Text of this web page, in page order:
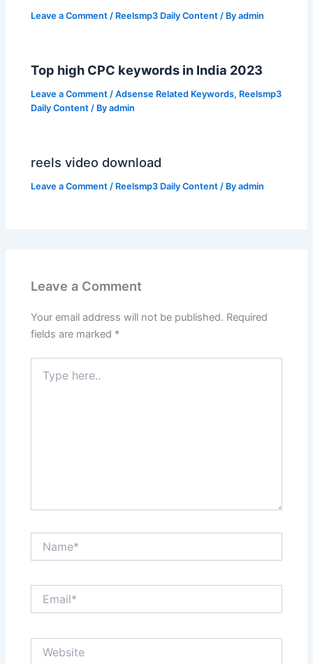
Leave a Comment / Reelsmp3 Daily Content / Byadmin
Top high CPC keywords in India 2023
Leave a Comment /Adsense Related Keywords, Reelsmp3
Daily Content / Byadmin
reels video download
Leave a Comment / Reelsmp3 Daily Content / Byadmin
Leave a Comment
Your email address will not be published. Required
fields are marked *
here..